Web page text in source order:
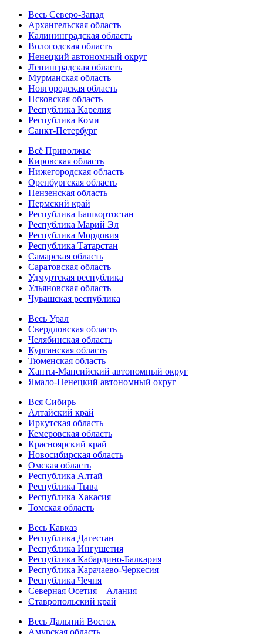
Весь Северо-Запад
Архангельская область
Калининградская область
Вологодская область
Ненецкий автономный округ
Ленинградская область
Мурманская область
Новгородская область
Псковская область
Республика Карелия
Республика Коми
Санкт-Петербург
Всё Приволжье
Кировская область
Нижегородская область
Оренбургская область
Пензенская область
Пермский край
Республика Башкортостан
Республика Марий Эл
Республика Мордовия
Республика Татарстан
Самарская область
Саратовская область
Удмуртская республика
Ульяновская область
Чувашская республика
Весь Урал
Свердловская область
Челябинская область
Курганская область
Тюменская область
Ханты-Мансийский автономный округ
Ямало-Ненецкий автономный округ
Вся Сибирь
Алтайский край
Иркутская область
Кемеровская область
Красноярский край
Новосибирская область
Омская область
Республика Алтай
Республика Тыва
Республика Хакасия
Томская область
Весь Кавказ
Республика Дагестан
Республика Ингушетия
Республика Кабардино-Балкария
Республика Карачаево-Черкесия
Республика Чечня
Северная Осетия – Алания
Ставропольский край
Весь Дальний Восток
Амурская область